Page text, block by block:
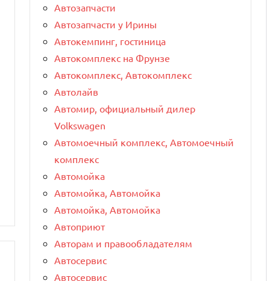
Автозапчасти
Автозапчасти у Ирины
Автокемпинг, гостиница
Автокомплекс на Фрунзе
Автокомплекс, Автокомплекс
Автолайв
Автомир, официальный дилер
Volkswagen
Автомоечный комплекс, Автомоечный
комплекс
Автомойка
Автомойка, Автомойка
Автомойка, Автомойка
Автоприют
Авторам и правообладателям
Автосервис
Автосервис